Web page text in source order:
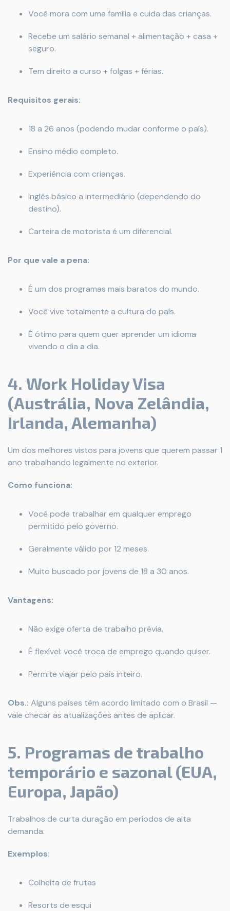
Você mora com uma família e cuida das crianças.
Recebe um salário semanal + alimentação + casa +
seguro.
Tem direito a curso + folgas + férias.
Requisitos gerais:
18 a 26 anos (podendo mudar conforme o país).
Ensino médio completo.
Experiência com crianças.
Inglês básico a intermediário (dependendo do
destino).
Carteira de motorista é um diferencial.
Por que vale a pena:
É um dos programas mais baratos do mundo.
Você vive totalmente a cultura do país.
É ótimo para quem quer aprender um idioma
vivendo o dia a dia.
4. Work Holiday Visa
(Austrália, Nova Zelândia,
Irlanda, Alemanha)
Um dos melhores vistos para jovens que querem passar 1
ano trabalhando legalmente no exterior.
Como funciona:
Você pode trabalhar em qualquer emprego
permitido pelo governo.
Geralmente válido por 12 meses.
Muito buscado por jovens de 18 a 30 anos.
Vantagens:
Não exige oferta de trabalho prévia.
É flexível: você troca de emprego quando quiser.
Permite viajar pelo país inteiro.
Obs.: Alguns países têm acordo limitado com o Brasil —
vale checar as atualizações antes de aplicar.
5. Programas de trabalho
temporário e sazonal (EUA,
Europa, Japão)
Trabalhos de curta duração em períodos de alta
demanda.
Exemplos:
Colheita de frutas
Resorts de esqui